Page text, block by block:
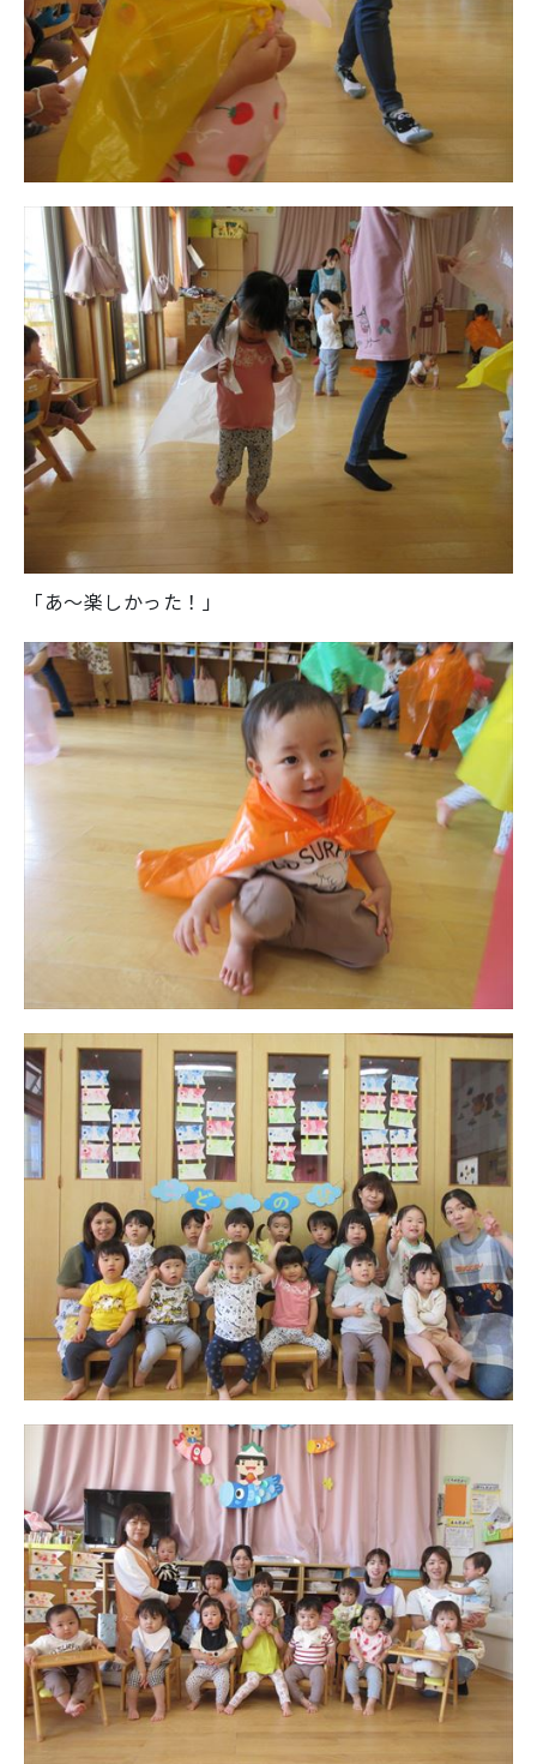
「あ～楽しかった！」